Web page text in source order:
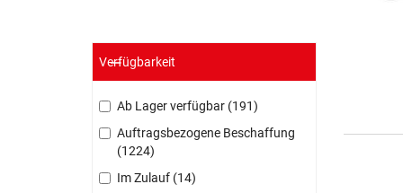
Verfügbarkeit
Ab Lager verfügbar 191
Auftragsbezogene Beschaffung
1224
Im Zulauf 14